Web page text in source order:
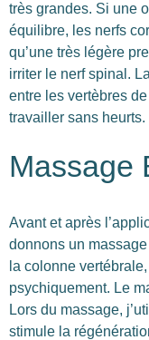
très grandes. Si une
équilibre, les nerfs
qu’une très légère
irriter le nerf spinal.
entre les vertèbres
travailler sans heurts.
Massage
Avant et après
donnons un
la colonne
psychiquement. Le
Lors du massage,
stimule la